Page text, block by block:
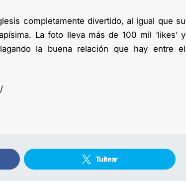
completamente divertido, al igual que su
La foto lleva más de 100 mil ‘likes’ y
la buena relación que hay entre el
Tuitear